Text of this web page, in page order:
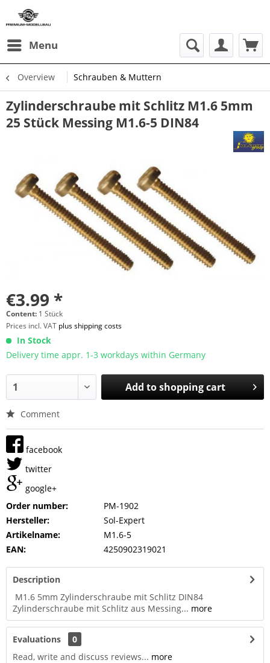
Menu
Overview Schrauben & Muttern
Zylinderschraube mit Schlitz M1.6 5mm
25 Stück Messing M1.6-5 DIN84
€3.99 *
Content: 1 Stück
Prices incl. VAT plus shipping costs
In Stock
Delivery time appr. 1-3 workdays within Germany
Add toshopping cart
Comment
facebook
twitter
google+
Order number:
PM-1902
Hersteller:
Sol-Expert
Artikelname:
M1.6-5
EAN:
4250902319021
Description
M1.6 5mm Zylinderschraube mit Schlitz DIN84
Zylinderschraube mit Schlitz aus Messing... more
Evaluations
0
Read, write and discuss reviews... more